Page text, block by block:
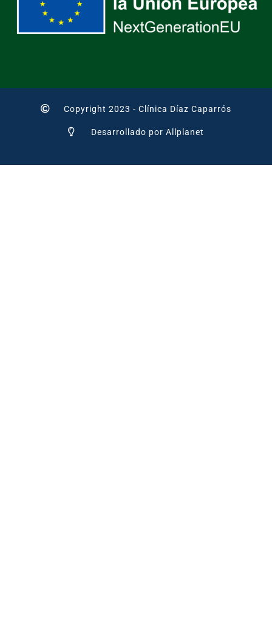
Copyright 2023 - Clínica Díaz Caparrós
Desarrollado por Allplanet